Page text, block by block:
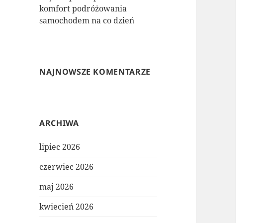
komfort podróżowania
samochodem na co dzień
NAJNOWSZE KOMENTARZE
ARCHIWA
lipiec 2026
czerwiec 2026
maj 2026
kwiecień 2026